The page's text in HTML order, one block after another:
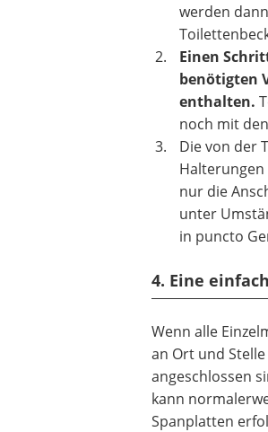
werden
Einen
benötigten
enthalten.
noch mit
Die von der
nur die
unter
in puncto
4. Eine
Wenn alle
an Ort und
angeschlossen
kann
Spanplatten